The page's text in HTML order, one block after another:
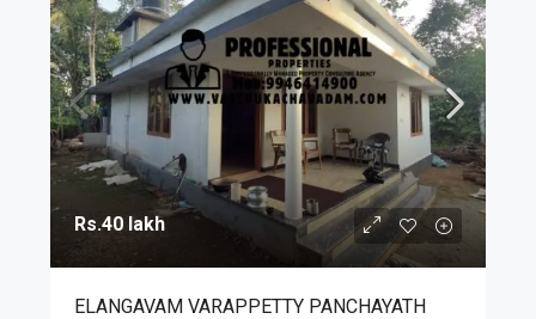
Rs.40 lakh
ELANGAVAM VARAPPETTY PANCHAYATH